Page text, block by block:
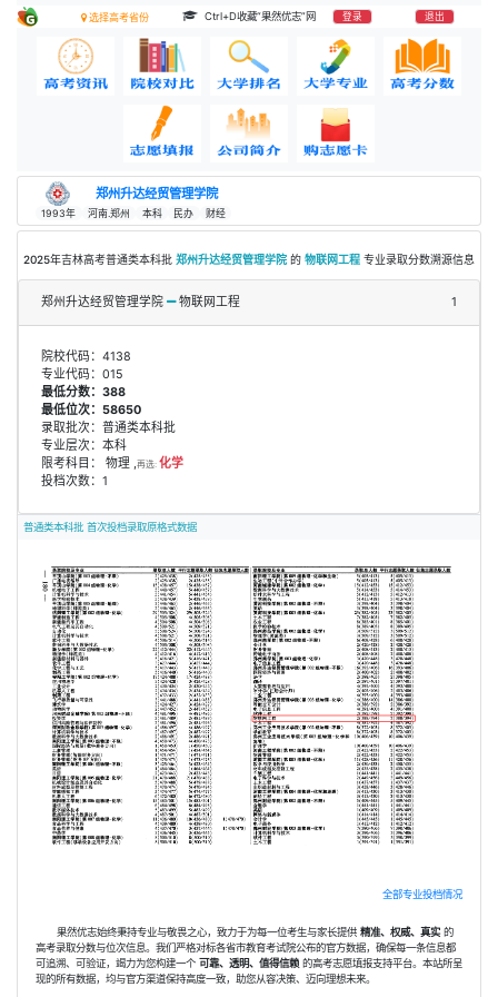
选择高考省份 Ctrl+D收藏“果然优志”网 登录 退出
郑州升达经贸管理学院
1993年 河南.郑州 本科 民办 财经
2025年吉林高考普通类本科批 郑州升达经贸管理学院 的 物联网工程 专业录取分数溯源信息
郑州升达经贸管理学院 物联网工程 1
院校代码：4138
专业代码：015
最低分数：388
最低位次：58650
录取批次：普通类本科批
专业层次：本科
限考科目： 物理 ,再选: 化学
投档次数：1
普通类本科批 首次投档录取原格式数据
全部专业投档情况
果然优志始终秉持专业与敬畏之心，致力于为每一位考生与家长提供 精准、权威、真实的
高考录取分数与位次信息。我们严格对标各省市教育考试院公布的官方数据，确保每一条信息都
可追溯、可验证，竭力为您构建一个 可靠、透明、值得信赖 的高考志愿填报支持平台。本站所呈
现的所有数据，均与官方渠道保持高度一致，助您从容决策、迈向理想未来。